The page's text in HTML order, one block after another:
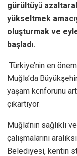
gürültüyü
yükseltmek
oluşturmak ve
başladı.
Türkiye’nin en
Muğla’da
yaşam konforunu
çıkartıyor.
Muğla’nın sağlıklı
çalışmalarını
Belediyesi, kentin